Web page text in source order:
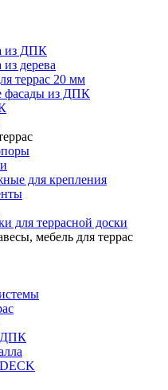
из ДПК
из дерева
террас 20 мм
фасады из ДПК
для крепления
для террасной доски
мебель для террас
ДПК